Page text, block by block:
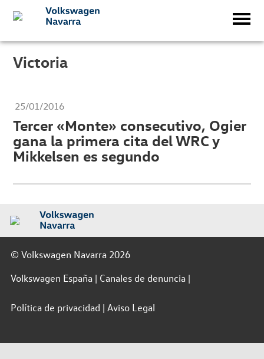
Victoria
25/01/2016
Tercer «Monte» consecutivo, Ogier
gana la primera cita del WRC y
Mikkelsen es segundo
© Volkswagen Navarra 2026
Volkswagen España
Canales de denuncia
Política de privacidad Aviso Legal